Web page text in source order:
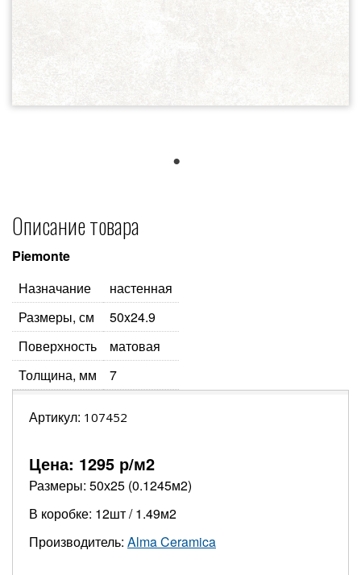
Описание товара
Piemonte
Назначание
настенная
Размеры, см
50x24.9
Поверхность
матовая
Толщина, мм
7
Артикул: 107452
Цена: 1295 р/м2
Размеры: 50х25 (0.1245м2)
В коробке: 12шт / 1.49м2
Производитель: Alma Ceramica